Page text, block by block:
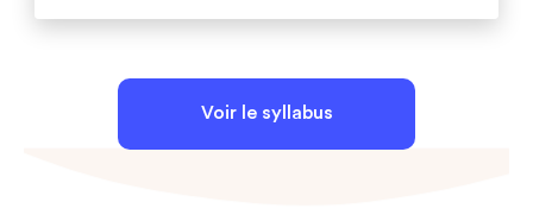
Martinot, ex-CPO de ManoMano, sur ce thème.
rêves, il faut se poser des questions autour :
- De l’équipe
Chloé Martinot ou Maïa afin d’avoir des retours
sur une phase qui en manque cruellement.
les Product Managers. C’est l’étape qui permet
Voir le syllabus